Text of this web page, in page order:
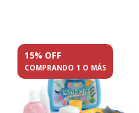
15% OFF
COMPRANDO 1 O MÁS